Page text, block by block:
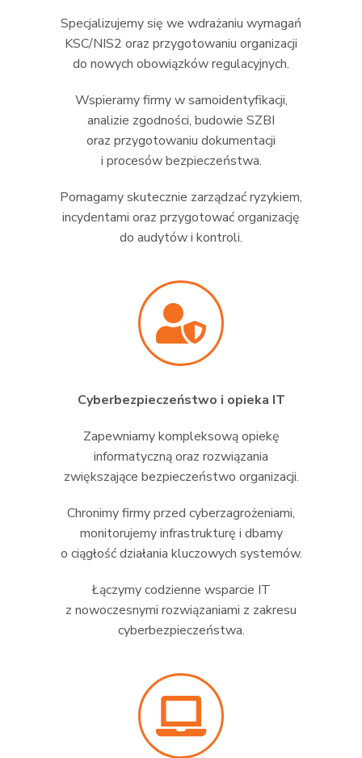
Specjalizujemy się we wdrażaniu wymagań
KSC/NIS2 oraz przygotowaniu organizacji
do nowych obowiązków regulacyjnych.
Wspieramy firmy w samoidentyfikacji,
analizie zgodności, budowie SZBI
oraz przygotowaniu dokumentacji
i procesów bezpieczeństwa.
Pomagamy skutecznie zarządzać ryzykiem,
incydentami oraz przygotować organizację
do audytów i kontroli.
Cyberbezpieczeństwo i opieka IT
Zapewniamy kompleksową opiekę
informatyczną oraz rozwiązania
zwiększające bezpieczeństwo organizacji.
Chronimy firmy przed cyberzagrożeniami,
monitorujemy infrastrukturę i dbamy
o ciągłość działania kluczowych systemów.
Łączymy codzienne wsparcie IT
z nowoczesnymi rozwiązaniami z zakresu
cyberbezpieczeństwa.